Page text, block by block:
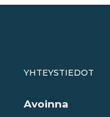
YHTEYSTIEDOT
Avoinna